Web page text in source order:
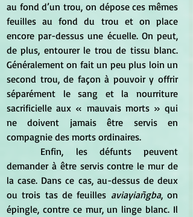
au fond d’un trou, on dépose ces mêmes
feuilles au fond du trou et on place
encore par-dessus une écuelle. On peut,
de plus, entourer le trou de tissu blanc.
Généralement on fait un peu plus loin un
second trou, de façon à pouvoir y offrir
séparément le sang et la nourriture
sacrificielle aux « mauvais morts » qui
ne doivent jamais être servis en
compagnie des morts ordinaires.
demander à être servis contre le mur de
la case. Dans ce cas, au-dessus de deux
ou trois tas de feuilles aviayiañgba, on
épingle, contre ce mur, un linge blanc. Il